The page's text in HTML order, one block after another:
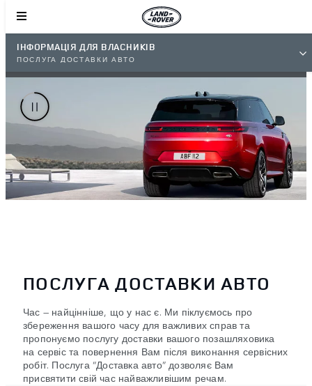
ІНФОРМАЦІЯ ДЛЯ ВЛАСНИКІВ
ПОСЛУГА ДОСТАВКИ АВТО
ПОСЛУГА ДОСТАВКИ АВТО
Час — найцінніше, що у нас є. Ми піклуємось про
збереження вашого часу для важливих справ та
пропонуємо послугу доставки вашого позашляховика
на сервіс та повернення Вам після виконання сервісних
робіт. Послуга “Доставка авто” дозволяє Вам
присвятити свій час найважливішим речам.